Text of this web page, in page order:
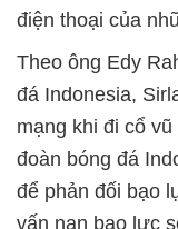
điện thoại của
Theo ông Edy
đá Indonesia,
mạng khi đi cổ
đoàn bóng đá
để phản đối bạo
vấn nạn bạo lực